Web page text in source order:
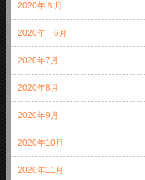
2020年５月
2020年 6月
2020年7月
2020年8月
2020年9月
2020年10月
2020年11月